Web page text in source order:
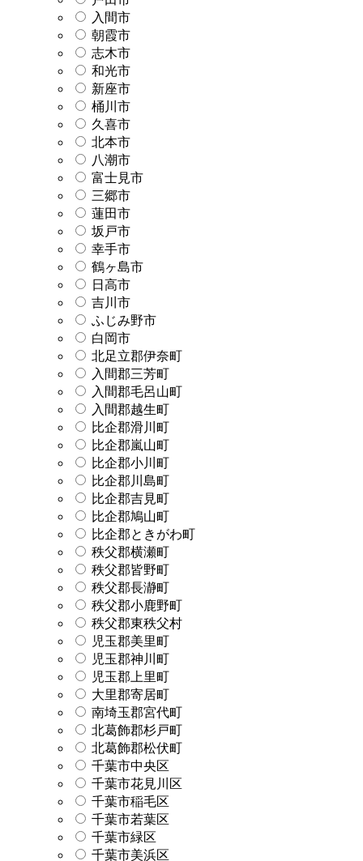
入間市
朝霞市
志木市
和光市
新座市
桶川市
久喜市
北本市
八潮市
富士見市
三郷市
蓮田市
坂戸市
幸手市
鶴ヶ島市
日高市
吉川市
ふじみ野市
白岡市
北足立郡伊奈町
入間郡三芳町
入間郡毛呂山町
入間郡越生町
比企郡滑川町
比企郡嵐山町
比企郡小川町
比企郡川島町
比企郡吉見町
比企郡鳩山町
比企郡ときがわ町
秩父郡横瀬町
秩父郡皆野町
秩父郡長瀞町
秩父郡小鹿野町
秩父郡東秩父村
児玉郡美里町
児玉郡神川町
児玉郡上里町
大里郡寄居町
南埼玉郡宮代町
北葛飾郡杉戸町
北葛飾郡松伏町
千葉市中央区
千葉市花見川区
千葉市稲毛区
千葉市若葉区
千葉市緑区
千葉市美浜区